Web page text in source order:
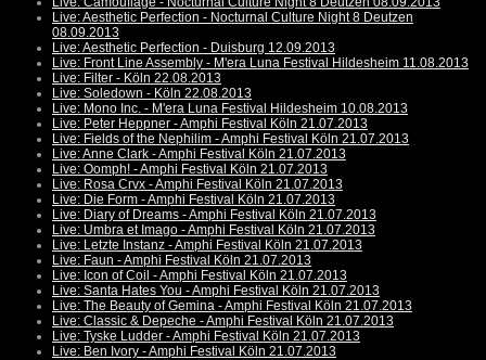
Live: Aesthetic Perfection - Nocturnal Culture Night 8 Deutzen
08.09.2013
Live: Aesthetic Perfection - Duisburg 12.09.2013
Live: Front Line Assembly - M'era Luna Festival Hildesheim 11.08.2013
Live: Filter - Köln 22.08.2013
Live: Soledown - Köln 22.08.2013
Live: Mono Inc. - M'era Luna Festival Hildesheim 10.08.2013
Live: Peter Heppner - Amphi Festival Köln 21.07.2013
Live: Fields of the Nephilim - Amphi Festival Köln 21.07.2013
Live: Anne Clark - Amphi Festival Köln 21.07.2013
Live: Oomph! - Amphi Festival Köln 21.07.2013
Live: Rosa Crvx - Amphi Festival Köln 21.07.2013
Live: Die Form - Amphi Festival Köln 21.07.2013
Live: Diary of Dreams - Amphi Festival Köln 21.07.2013
Live: Umbra et Imago - Amphi Festival Köln 21.07.2013
Live: Letzte Instanz - Amphi Festival Köln 21.07.2013
Live: Faun - Amphi Festival Köln 21.07.2013
Live: Icon of Coil - Amphi Festival Köln 21.07.2013
Live: Santa Hates You - Amphi Festival Köln 21.07.2013
Live: The Beauty of Gemina - Amphi Festival Köln 21.07.2013
Live: Classic & Depeche - Amphi Festival Köln 21.07.2013
Live: Tyske Ludder - Amphi Festival Köln 21.07.2013
Live: Ben Ivory - Amphi Festival Köln 21.07.2013